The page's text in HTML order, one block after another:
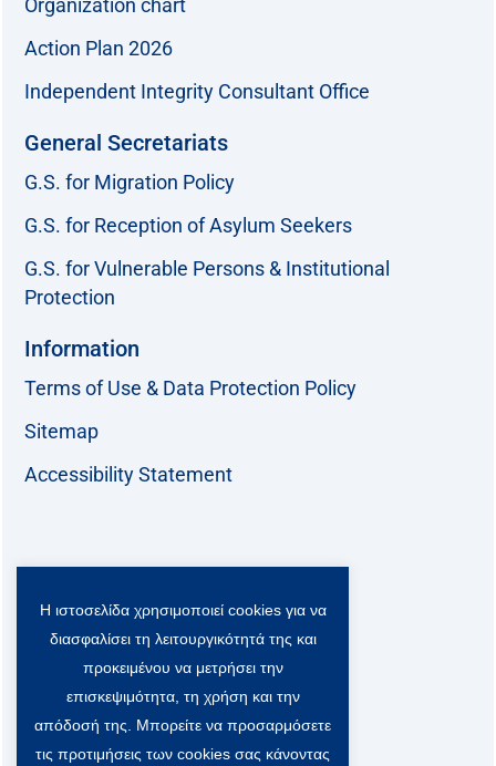
Organization chart
Action Plan 2026
Independent Integrity Consultant Office
General Secretariats
G.S. for Migration Policy
G.S. for Reception of Asylum Seekers
G.S. for Vulnerable Persons & Institutional
Protection
Information
Terms of Use & Data Protection Policy
Sitemap
Accessibility Statement
F
a
o
T
w
i
t
t
e
r
L
i
n
k
e
d
i
Y
o
u
t
u
b
e
Viber Community:
Η ιστοσελίδα χρησιμοποιεί cookies για να
διασφαλίσει τη λειτουργικότητά της και
προκειμένου να μετρήσει την
επισκεψιμότητα, τη χρήση και την
απόδοσή της. Μπορείτε να προσαρμόσετε
τις προτιμήσεις των cookies σας κάνοντας